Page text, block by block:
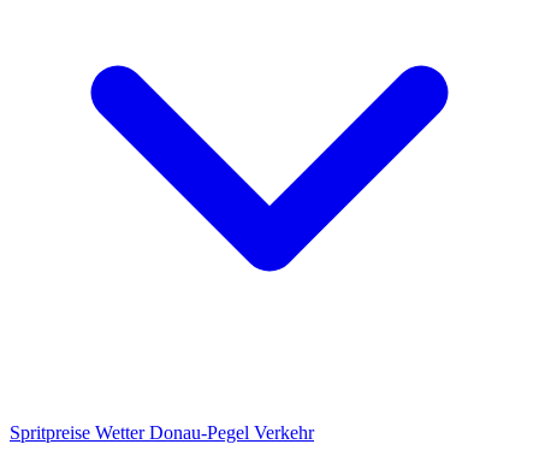
Spritpreise WetterDonau-Pegel Verkehr